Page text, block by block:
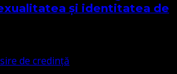
și identitatea de
de credință